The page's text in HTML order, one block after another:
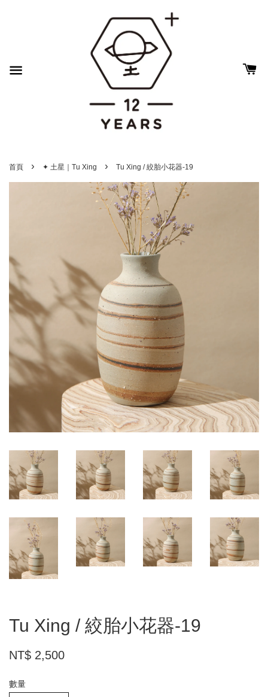
首頁 › ✦ 土星｜Tu Xing › Tu Xing / 絞胎小花器-19
Tu Xing / 絞胎小花器-19
NT$ 2,500
數量